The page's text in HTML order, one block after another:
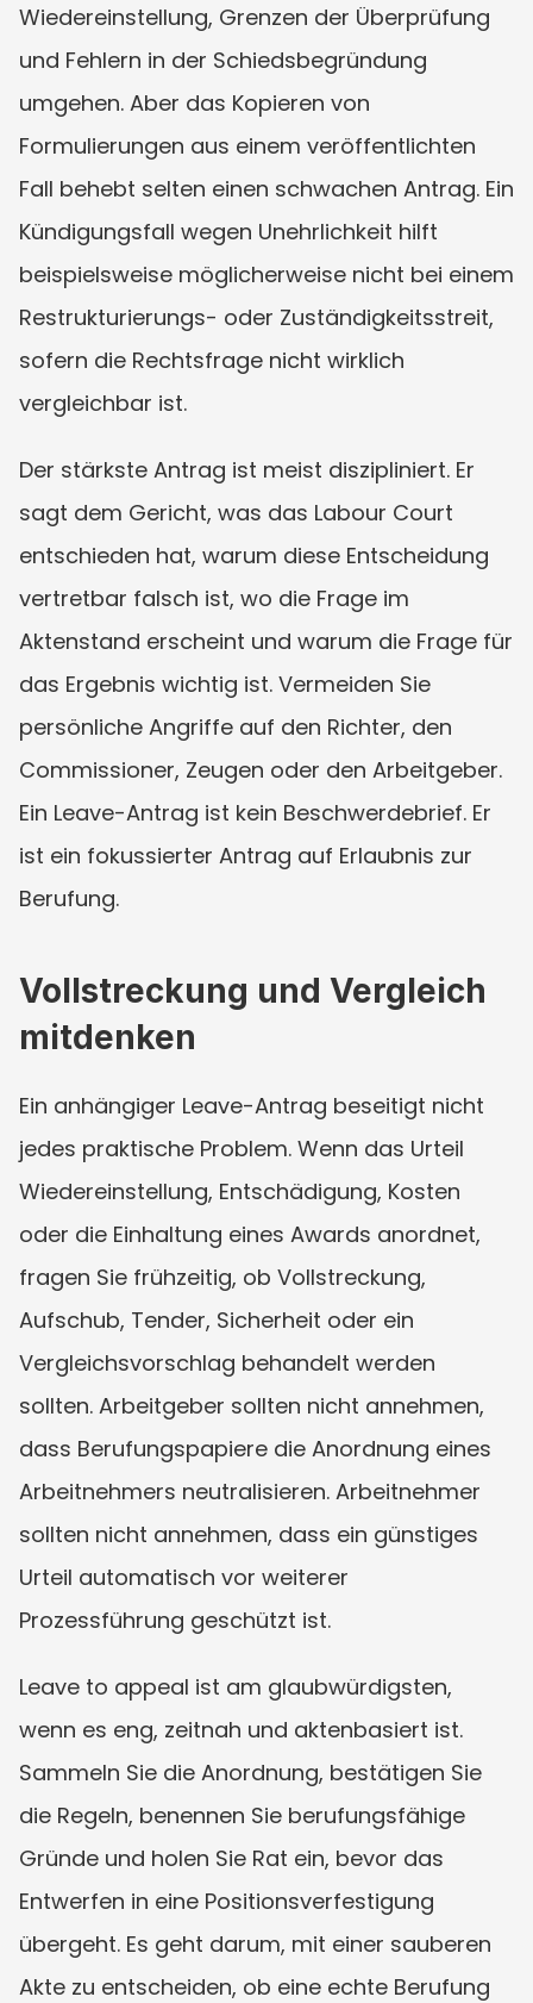
Wiedereinstellung, Grenzen der Überprüfung
und Fehlern in der Schiedsbegründung
umgehen. Aber das Kopieren von
Formulierungen aus einem veröffentlichten
Fall behebt selten einen schwachen Antrag. Ein
Kündigungsfall wegen Unehrlichkeit hilft
beispielsweise möglicherweise nicht bei einem
Restrukturierungs- oder Zuständigkeitsstreit,
sofern die Rechtsfrage nicht wirklich
vergleichbar ist.
Der stärkste Antrag ist meist diszipliniert. Er
sagt dem Gericht, was das Labour Court
entschieden hat, warum diese Entscheidung
vertretbar falsch ist, wo die Frage im
Aktenstand erscheint und warum die Frage für
das Ergebnis wichtig ist. Vermeiden Sie
persönliche Angriffe auf den Richter, den
Commissioner, Zeugen oder den Arbeitgeber.
Ein Leave-Antrag ist kein Beschwerdebrief. Er
ist ein fokussierter Antrag auf Erlaubnis zur
Berufung.
Vollstreckung und Vergleich
mitdenken
Ein anhängiger Leave-Antrag beseitigt nicht
jedes praktische Problem. Wenn das Urteil
Wiedereinstellung, Entschädigung, Kosten
oder die Einhaltung eines Awards anordnet,
fragen Sie frühzeitig, ob Vollstreckung,
Aufschub, Tender, Sicherheit oder ein
Vergleichsvorschlag behandelt werden
sollten. Arbeitgeber sollten nicht annehmen,
dass Berufungspapiere die Anordnung eines
Arbeitnehmers neutralisieren. Arbeitnehmer
sollten nicht annehmen, dass ein günstiges
Urteil automatisch vor weiterer
Prozessführung geschützt ist.
Leave to appeal ist am glaubwürdigsten,
wenn es eng, zeitnah und aktenbasiert ist.
Sammeln Sie die Anordnung, bestätigen Sie
die Regeln, benennen Sie berufungsfähige
Gründe und holen Sie Rat ein, bevor das
Entwerfen in eine Positionsverfestigung
übergeht. Es geht darum, mit einer sauberen
Akte zu entscheiden, ob eine echte Berufung